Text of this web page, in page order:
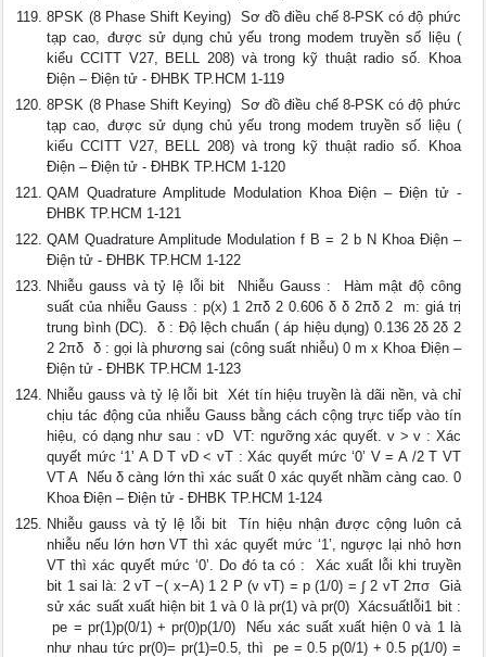
8PSK (8 Phase Shift Keying)  Sơ đồ điều chế 8-PSK có độ phức
tạp cao, được sử dụng chủ yếu trong modem truyền số liệu (
kiểu CCITT V27, BELL 208) và trong kỹ thuật radio số. Khoa
Điện – Điện tử - ĐHBK TP.HCM 1-119
8PSK (8 Phase Shift Keying)  Sơ đồ điều chế 8-PSK có độ phức
tạp cao, được sử dụng chủ yếu trong modem truyền số liệu (
kiểu CCITT V27, BELL 208) và trong kỹ thuật radio số. Khoa
Điện – Điện tử - ĐHBK TP.HCM 1-120
QAM Quadrature Amplitude Modulation Khoa Điện – Điện tử -
ĐHBK TP.HCM 1-121
QAM Quadrature Amplitude Modulation f B = 2 b N Khoa Điện –
Điện tử - ĐHBK TP.HCM 1-122
Nhiễu gauss và tỷ lệ lỗi bit  Nhiễu Gauss :  Hàm mật độ công
suất của nhiễu Gauss : p(x) 1 2πδ 2 0.606 δ δ 2πδ 2  m: giá trị
trung bình (DC).  δ : Độ lệch chuẩn ( áp hiệu dụng) 0.136 2δ 2δ 2
2 2πδ  δ : gọi là phương sai (công suất nhiễu) 0 m x Khoa Điện –
Điện tử - ĐHBK TP.HCM 1-123
Nhiễu gauss và tỷ lệ lỗi bit  Xét tín hiệu truyền là dãi nền, và chỉ
chịu tác động của nhiễu Gauss bằng cách cộng trực tiếp vào tín
hiệu, có dạng như sau : vD  VT: ngưỡng xác quyết. v > v : Xác
quyết mức ‘1’ A D T vD < vT : Xác quyết mức ‘0’ V = A /2 T VT
VT A  Nếu δ càng lớn thì xác suất 0 xác quyết nhầm càng cao. 0
Khoa Điện – Điện tử - ĐHBK TP.HCM 1-124
Nhiễu gauss và tỷ lệ lỗi bit  Tín hiệu nhận được cộng luôn cả
nhiễu nếu lớn hơn VT thì xác quyết mức ‘1’, ngược lại nhỏ hơn
VT thì xác quyết mức ‘0’. Do đó ta có :  Xác xuất lỗi khi truyền
bit 1 sai là: 2 vT −( x−A) 1 2 P (v vT) = p (1/0) = ∫ 2 vT 2πσ  Giả
sử xác suất xuất hiện bit 1 và 0 là pr(1) và pr(0)  Xácsuấtlỗi1 bit :
 pe = pr(1)p(0/1) + pr(0)p(1/0)  Nếu xác suất xuất hiện 0 và 1 là
như nhau tức pr(0)= pr(1)=0.5, thì  pe = 0.5 p(0/1) + 0.5 p(1/0) =